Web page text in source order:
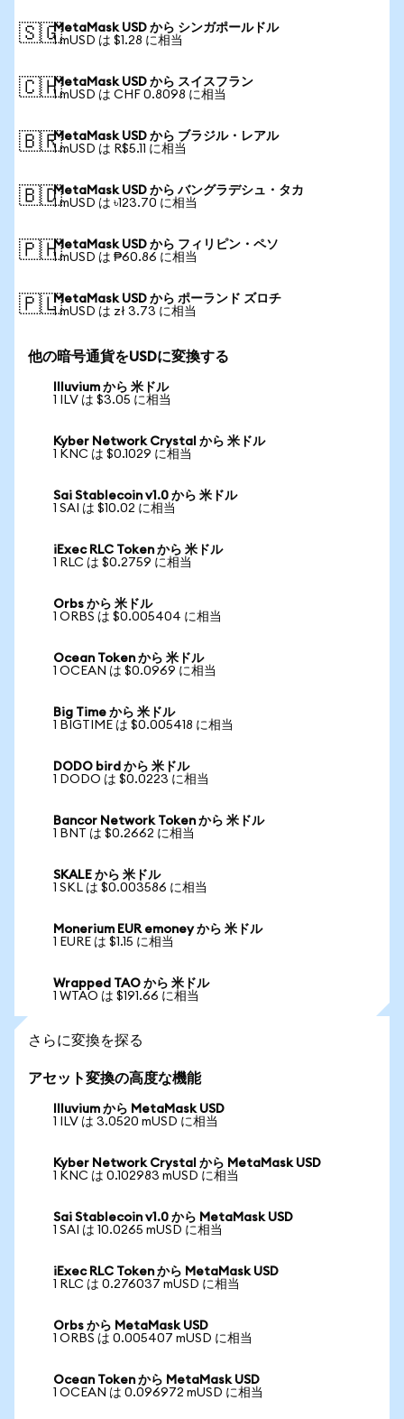
🇸🇬MetaMask USD から シンガポールドル
1 mUSD は $1.28 に相当
🇨🇭MetaMask USD から スイスフラン
1 mUSD は CHF 0.8098 に相当
🇧🇷MetaMask USD から ブラジル・レアル
1 mUSD は R$5.11 に相当
🇧🇩MetaMask USD から バングラデシュ・タカ
1 mUSD は ৳123.70 に相当
🇵🇭MetaMask USD から フィリピン・ペソ
1 mUSD は ₱60.86 に相当
🇵🇱MetaMask USD から ポーランド ズロチ
1 mUSD は zł 3.73 に相当
他の暗号通貨をUSDに変換する
Illuvium から 米ドル
1 ILV は $3.05 に相当
Kyber Network Crystal から 米ドル
1 KNC は $0.1029 に相当
Sai Stablecoin v1.0 から 米ドル
1 SAI は $10.02 に相当
iExec RLC Token から 米ドル
1 RLC は $0.2759 に相当
Orbs から 米ドル
1 ORBS は $0.005404 に相当
Ocean Token から 米ドル
1 OCEAN は $0.0969 に相当
Big Time から 米ドル
1 BIGTIME は $0.005418 に相当
DODO bird から 米ドル
1 DODO は $0.0223 に相当
Bancor Network Token から 米ドル
1 BNT は $0.2662 に相当
SKALE から 米ドル
1 SKL は $0.003586 に相当
Monerium EUR emoney から 米ドル
1 EURE は $1.15 に相当
Wrapped TAO から 米ドル
1 WTAO は $191.66 に相当
さらに変換を探る
アセット変換の高度な機能
Illuvium から MetaMask USD
1 ILV は 3.0520 mUSD に相当
Kyber Network Crystal から MetaMask USD
1 KNC は 0.102983 mUSD に相当
Sai Stablecoin v1.0 から MetaMask USD
1 SAI は 10.0265 mUSD に相当
iExec RLC Token から MetaMask USD
1 RLC は 0.276037 mUSD に相当
Orbs から MetaMask USD
1 ORBS は 0.005407 mUSD に相当
Ocean Token から MetaMask USD
1 OCEAN は 0.096972 mUSD に相当